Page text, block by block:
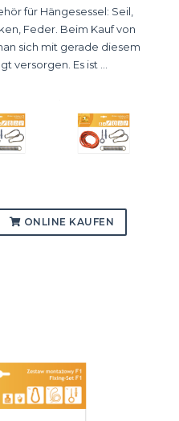
für Hängesessel: Seil,
Feder. Beim Kauf von
sich mit gerade diesem
versorgen. Es ist ...
ONLINE KAUFEN